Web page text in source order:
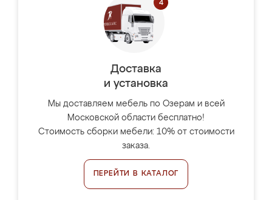
Доставка
и установка
Мы доставляем мебель по Озерам и всей
Московской области бесплатно!
Стоимость сборки мебели: 10% от стоимости
заказа.
ПЕРЕЙТИ В КАТАЛОГ